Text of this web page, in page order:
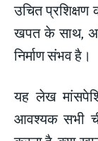
उचित प्रशिक्षण
खपत के साथ,
निर्माण संभव है।
यह लेख
आवश्यक सभी